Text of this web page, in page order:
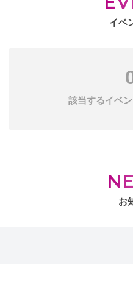
イベ
該当するイベン
お